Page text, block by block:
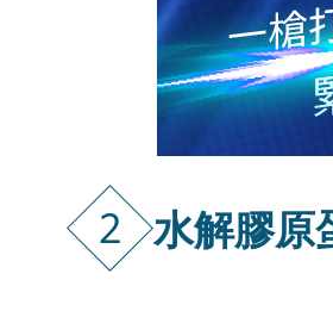
2 水解膠原